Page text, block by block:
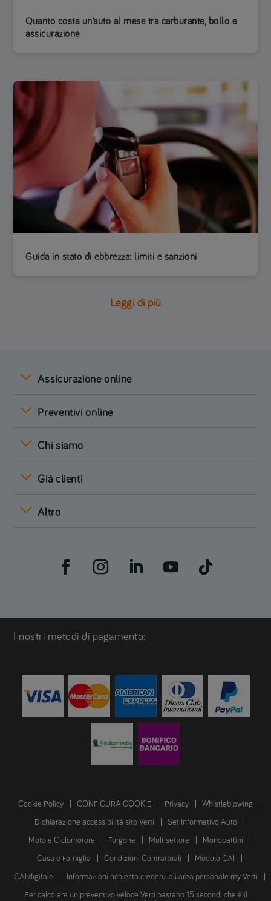
Quanto costa un’auto al mese tra carburante, bollo e
assicurazione
Guida in stato di ebbrezza: limiti e sanzioni
Leggi di più
Assicurazione online
Preventivi online
Chi siamo
Già clienti
Altro
I nostri metodi di pagamento:
Cookie Policy CONFIGURA COOKIE Privacy Whistleblowing
Dichiarazione accessibilità sito Verti Set Informativo Auto
Moto e Ciclomotore Furgone Multisettore Monopattini
Casa e Famiglia Condizioni Contrattuali Modulo CAI
CAI digitale Informazioni richiesta credenziali area personale my Verti
Per calcolare un preventivo veloce Verti bastano 15 secondi che è il